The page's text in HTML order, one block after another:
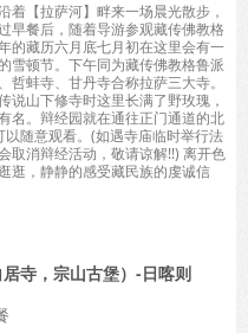
着【拉萨河】畔来一场晨光散步，
早餐后，随着导游参观藏传佛教格
的藏历六月底七月初在这里会有一
雪顿节。下午同为藏传佛教格鲁派
蚌寺、甘丹寺合称拉萨三大寺。
说山下修寺时这里长满了野玫瑰，
名。辩经园就在通往正门通道的北
随意观看。(如遇寺庙临时举行法
取消辩经活动，敬请谅解!!) 离开色
逛，静静的感受藏民族的虔诚信
寺，宗山古堡）-日喀则